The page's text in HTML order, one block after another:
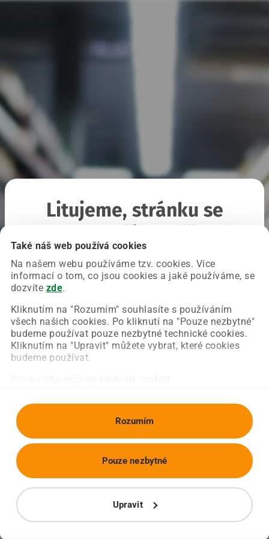
Také náš web používá cookies
Na našem webu používáme tzv. cookies. Více
informací o tom, co jsou cookies a jaké používáme, se
dozvíte zde.
Kliknutím na "Rozumím" souhlasíte s používáním
všech našich cookies. Po kliknutí na "Pouze nezbytné"
budeme používat pouze nezbytné technické cookies.
Kliknutím na "Upravit" můžete vybrat, které cookies
budeme používat.
Rozumím
Upravit
Pouze nezbytné
Litujeme, stránku se
Chyba nastala na naší straně a už ji opravujeme.
Zkuste prosím znovu načíst požadovanou stránku.
Obnovit stránku Úvodní strana